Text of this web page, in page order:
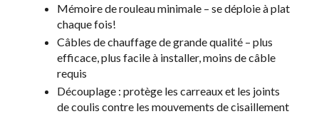
Mémoire de rouleau minimale – se déploie à plat
chaque fois!
Câbles de chauffage de grande qualité – plus
efficace, plus facile à installer, moins de câble
requis
Découplage : protège les carreaux et les joints
de coulis contre les mouvements de cisaillement